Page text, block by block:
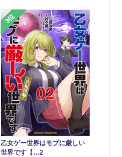
3位
乙女ゲー世界はモブに厳しい
世界です【…2